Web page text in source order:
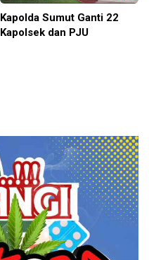
Kapolda Sumut Ganti 22
Kapolsek dan PJU